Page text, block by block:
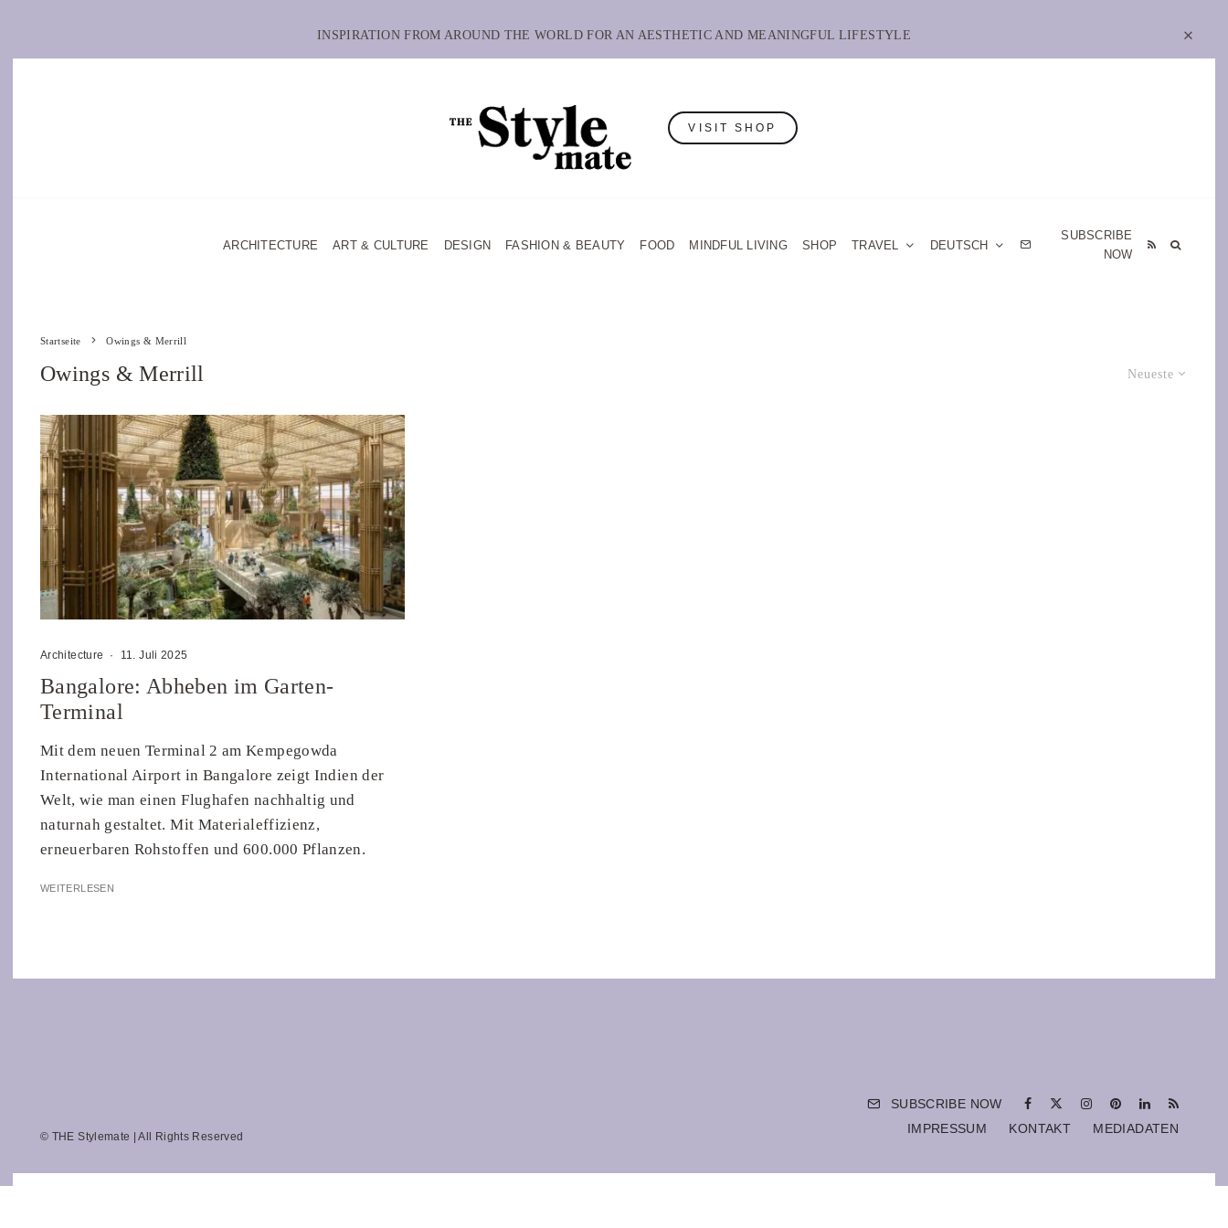
INSPIRATION FROM AROUND THE WORLD FOR AN AESTHETIC AND MEANINGFUL LIFESTYLE
VISIT SHOP
ARCHITECTURE ART & CULTURE DESIGN FASHION & BEAUTY FOOD MINDFUL LIVING SHOP TRAVEL DEUTSCH
SUBSCRIBE
NOW
Startseite Owings & Merrill
Neueste
Owings & Merrill
Architecture · 11. Juli 2025
Bangalore: Abheben im Garten-
Terminal
Mit dem neuen Terminal 2 am Kempegowda
International Airport in Bangalore zeigt Indien der
Welt, wie man einen Flughafen nachhaltig und
naturnah gestaltet. Mit Materialeffizienz,
erneuerbaren Rohstoffen und 600.000 Pflanzen.
WEITERLESEN
© THE Stylemate | All Rights Reserved
SUBSCRIBE NOW
IMPRESSUM
KONTAKT MEDIADATEN